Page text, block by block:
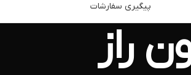
پیگیری سفارشات
راز